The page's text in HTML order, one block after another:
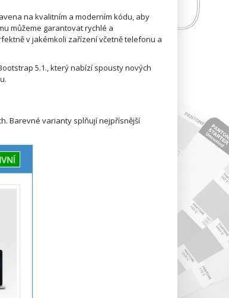
na kvalitním a moderním kódu, aby
můžeme garantovat rychlé a
v jakémkoli zařízení včetně telefonu a
5.1., který nabízí spousty nových
Barevné varianty splňují nejpřísnější